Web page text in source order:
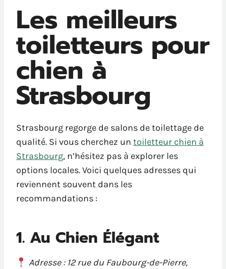
Les meilleurs
toiletteurs pour
chien à
Strasbourg
Strasbourg regorge de salons de toilettage de
qualité. Si vous cherchez un toiletteur chien à
Strasbourg, n’hésitez pas à explorer les
options locales. Voici quelques adresses qui
reviennent souvent dans les
recommandations :
1. Au Chien Élégant
Adresse : 12 rue du Faubourg-de-Pierre,